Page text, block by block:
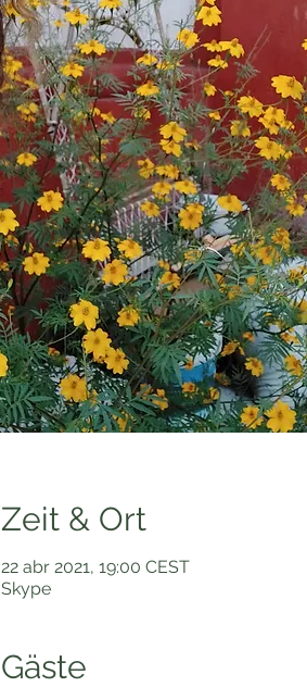
Zeit & Ort
22 abr 2021, 19:00 CEST
Skype
Gäste